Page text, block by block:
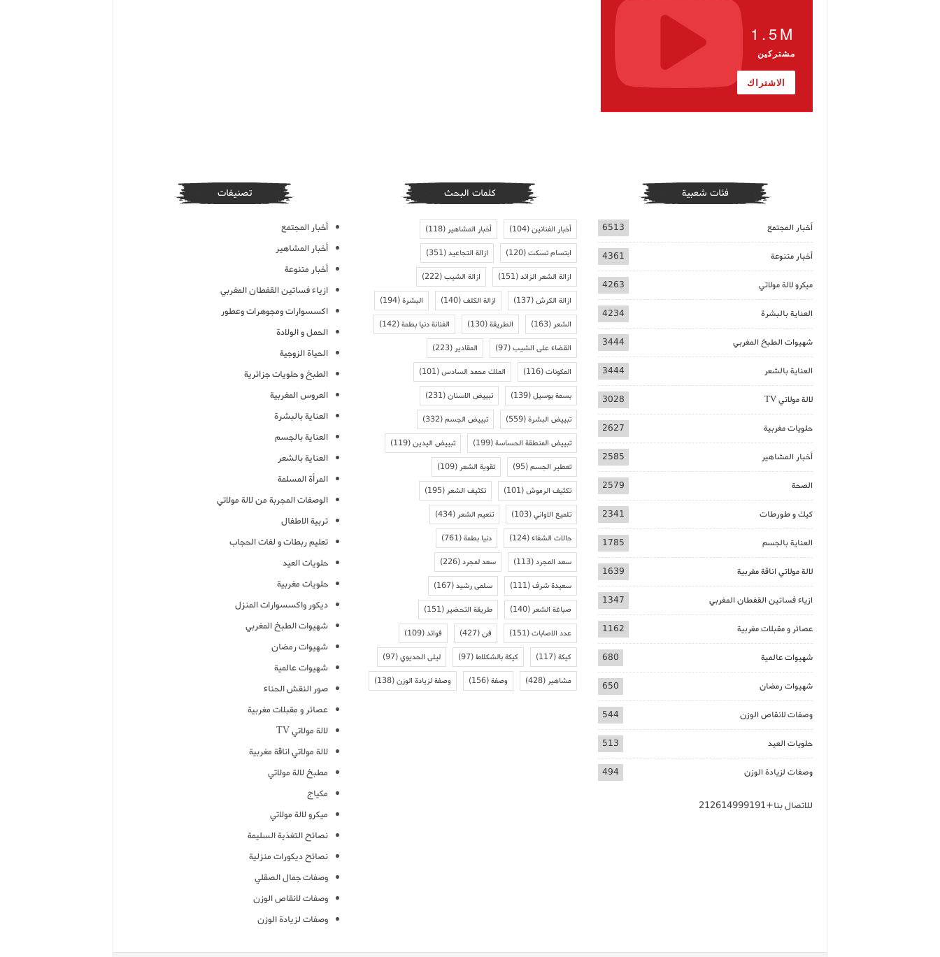
1.5M
مشتركين
الاشتراك
فئات شعبية
أخبار المجتمع 6513
أخبار متنوعة 4361
ميكرو لالة مولاتي 4263
العناية بالبشرة 4234
شهيوات الطبخ المغربي 3444
العناية بالشعر 3444
لالة مولاتي TV 3028
حلويات مغربية 2627
أخبار المشاهير 2585
الصحة 2579
كيك و طورطات 2341
العناية بالجسم 1785
لالة مولاتي اناقة مغربية 1639
ازياء فساتين القفطان المغربي 1347
عصائر و مقبلات مغربية 1162
شهيوات عالمية 680
شهيوات رمضان 650
وصفات لانقاص الوزن 544
حلويات العيد 513
وصفات لزيادة الوزن 494
للاتصال بنا+212614999191
كلمات البحث
أخبار الفنانين(104) أخبار المشاهير(118)
ابتسام تسكت(120) ازالة التجاعيد(351)
ازالة الشعر الزائد(151) ازالة الشيب(222)
ازالة الكرش(137) ازالة الكلف(140) البشرة(194)
الشعر(163) الطريقة(130) الفنانة دنيا بطمة(142)
القضاء على الشيب(97) المقادير(223)
المكونات(116) الملك محمد السادس(101)
بسمة بوسيل(139) تبييض الاسنان(231)
تبييض البشرة(559) تبييض الجسم(332)
تبييض المنطقة الحساسة(199) تبييض اليدين(119)
تعطير الجسم(95) تقوية الشعر(109)
تكثيف الرموش(101) تكثيف الشعر(195)
تلميع الاواني(103) تنعيم الشعر(434)
حالات الشفاء(124) دنيا بطمة(761)
سعد المجرد(113) سعد لمجرد(226)
سعيدة شرف(111) سلمى رشيد(167)
صباغة الشعر(140) طريقة التحضير(151)
عدد الاصابات(151) فن(427) فوائد(109)
كيكة(117) كيكة بالشكلاط(97) ليلى الحديوي(97)
مشاهير(428) وصفة(156) وصفة لزيادة الوزن(138)
تصنيفات
أخبار المجتمع
أخبار المشاهير
أخبار متنوعة
ازياء فساتين القفطان المغربي
اكسسوارات ومجوهرات وعطور
الحمل و الولادة
الحياة الزوجية
الطبخ و حلويات جزائرية
العروس المغربية
العناية بالبشرة
العناية بالجسم
العناية بالشعر
المرأة المسلمة
الوصفات المجربة من لالة مولاتي
تربية الاطفال
تعليم ربطات و لفات الحجاب
حلويات العيد
حلويات مغربية
ديكور واكسسوارات المنزل
شهيوات الطبخ المغربي
شهيوات رمضان
شهيوات عالمية
صور النقش الحناء
عصائر و مقبلات مغربية
لالة مولاتي TV
لالة مولاتي اناقة مغربية
مطبخ لالة مولاتي
مكياج
ميكرو لالة مولاتي
نصائح التغذية السليمة
نصائح ديكورات منزلية
وصفات جمال الصقلي
وصفات لانقاص الوزن
وصفات لزيادة الوزن